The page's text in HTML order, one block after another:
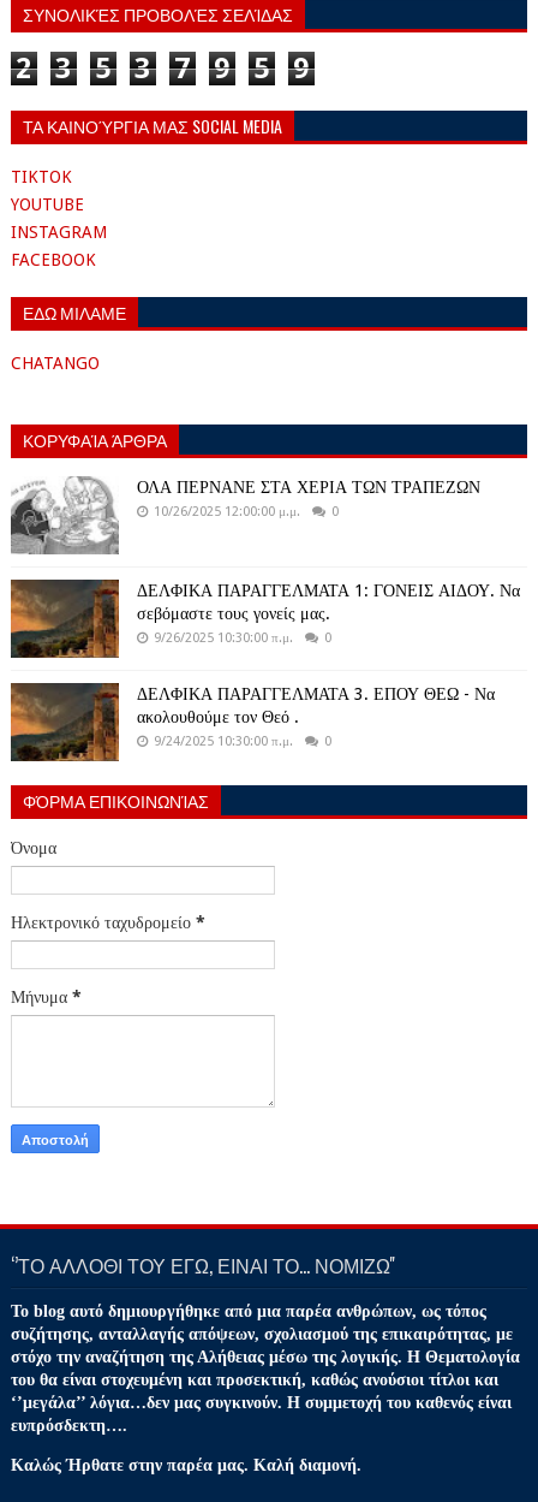
ΣΥΝΟΛΙΚΈΣ ΠΡΟΒΟΛΈΣ ΣΕΛΊΔΑΣ
2 3 5 3 7 9 5 9
ΤΑ ΚΑΙΝΟΎΡΓΙΑ ΜΑΣ SOCIAL MEDIA
TIKTOK
YOUTUBE
INSTAGRAM
FACEBOOK
ΕΔΩ ΜΙΛΑΜΕ
CHATANGO
ΚΟΡΥΦΑΊΑ ΆΡΘΡΑ
ΟΛΑ ΠΕΡΝΑΝΕ ΣΤΑ ΧΕΡΙΑ ΤΩΝ ΤΡΑΠΕΖΩΝ
10/26/2025 12:00:00 μ.μ. 0
ΔΕΛΦΙΚΑ ΠΑΡΑΓΓΕΛΜΑΤΑ 1: ΓΟΝΕΙΣ ΑΙΔΟΥ. Να
σεβόμαστε τους γονείς μας.
9/26/2025 10:30:00 π.μ. 0
ΔΕΛΦΙΚΑ ΠΑΡΑΓΓΕΛΜΑΤΑ 3. ΕΠΟΥ ΘΕΩ - Να
ακολουθούμε τον Θεό .
9/24/2025 10:30:00 π.μ. 0
ΦΌΡΜΑ ΕΠΙΚΟΙΝΩΝΊΑΣ
Όνομα
Ηλεκτρονικό ταχυδρομείο *
Μήνυμα *
‘’ΤΟ ΑΛΛΟΘΙ ΤΟΥ ΕΓΩ, ΕΙΝΑΙ ΤΟ… ΝΟΜΙΖΩ''
Το blog αυτό δημιουργήθηκε από μια παρέα ανθρώπων, ως τόπος
συζήτησης, ανταλλαγής απόψεων, σχολιασμού της επικαιρότητας, με
στόχο την αναζήτηση της Αλήθειας μέσω της λογικής. Η Θεματολογία
του θα είναι στοχευμένη και προσεκτική, καθώς ανούσιοι τίτλοι και
‘’μεγάλα’’ λόγια…δεν μας συγκινούν. Η συμμετοχή του καθενός είναι
ευπρόσδεκτη….
Καλώς Ήρθατε στην παρέα μας. Καλή διαμονή.